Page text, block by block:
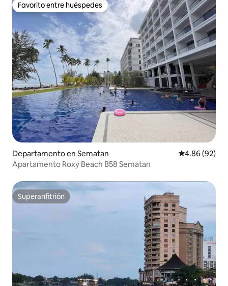
Favorito entre huéspedes
Favorito entre huéspedes
Departamento en Sematan Calificación
4.86 (92)
Apartamento Roxy Beach B58 Sematan
Superanfitrión
Superanfitrión